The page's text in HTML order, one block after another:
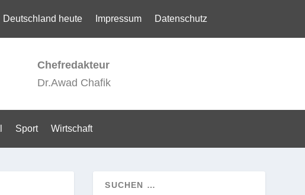
Deutschland heute Impressum Datenschutz
Chefredakteur
Dr.Awad Chafik
Sport Wirtschaft